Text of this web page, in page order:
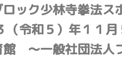
ロック少林寺拳法ス
令和５）年１１月
館 ～一般社団法人